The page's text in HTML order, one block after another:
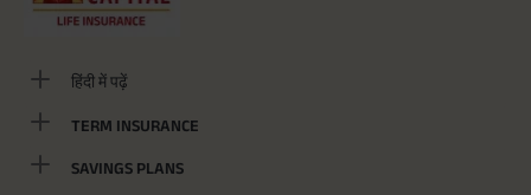
हिंदी में पढ़ें
TERM INSURANCE
SAVINGS PLANS